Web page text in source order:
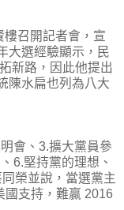
召開記者會，宣
大選經驗顯示，民
新路，因此他提出
陳水扁也列為八大
會、3.擴大黨員參
6.堅持黨的理想、
榮並說，當選黨主
國支持，難贏 2016